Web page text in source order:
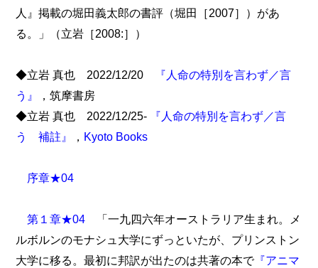
人』掲載の堀田義太郎の書評（堀田［2007］）があ
る。」（立岩［2008:］）
◆立岩 真也 2022/12/20
『人命の特別を言わず／言
う』
，筑摩書房
◆立岩 真也 2022/12/25-
『人命の特別を言わず／言
う 補註』
， Kyoto Books
序章★04
第１章★04 「一九四六年オーストラリア生まれ。メ
ルボルンのモナシュ大学にずっといたが、プリンストン
大学に移る。最初に邦訳が出たのは共著の本で『アニマ